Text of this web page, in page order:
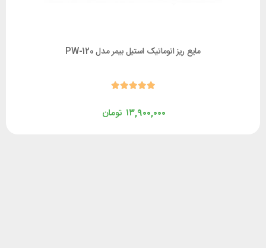
مایع ریز اتوماتیک استیل بیمر مدل PW-120
تومان۱۳,۹۰۰,۰۰۰